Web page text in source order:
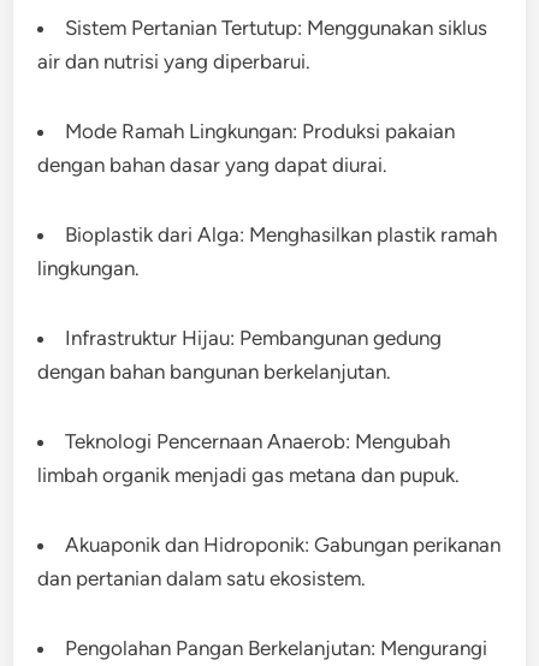
Sistem Pertanian Tertutup: Menggunakan siklus
air dan nutrisi yang diperbarui.
Mode Ramah Lingkungan: Produksi pakaian
dengan bahan dasar yang dapat diurai.
Bioplastik dari Alga: Menghasilkan plastik ramah
lingkungan.
Infrastruktur Hijau: Pembangunan gedung
dengan bahan bangunan berkelanjutan.
Teknologi Pencernaan Anaerob: Mengubah
limbah organik menjadi gas metana dan pupuk.
Akuaponik dan Hidroponik: Gabungan perikanan
dan pertanian dalam satu ekosistem.
Pengolahan Pangan Berkelanjutan: Mengurangi